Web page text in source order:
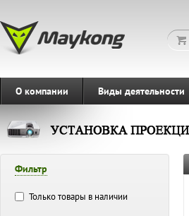
О компании Виды деятельности
Фильтр
Только товары в наличии